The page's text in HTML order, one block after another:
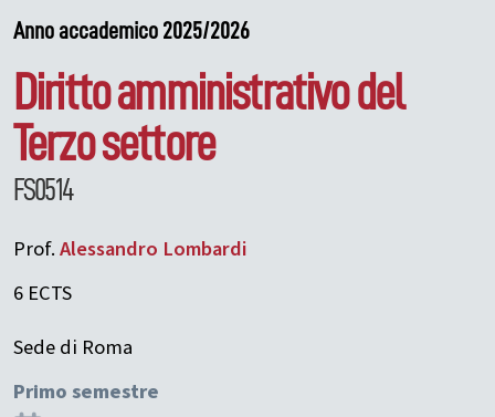
Anno accademico 2025/2026
Diritto amministrativo del
Terzo settore
FS0514
Prof.Alessandro Lombardi
6 ECTS
Sede di Roma
Primo semestre